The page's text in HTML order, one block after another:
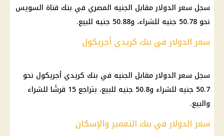
سجل سعر الدولار مقابل الجنيه المصري في بنك قناة السويس
نحو 50.78 جنيه للشراء، و50.88 جنيه للبيع.
سعر الدولار في بنك كريدي أجريكول
سجل سعر الدولار مقابل الجنيه في بنك كريدي أجريكول نحو
50.7 جنيه للشراء و50.8 جنيه للبيع، بتراجع 15 قرشًا للشراء
والبيع.
سعر الدولار في بنك التعمير والإسكان